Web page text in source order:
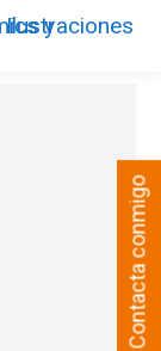
Contacta conmigo